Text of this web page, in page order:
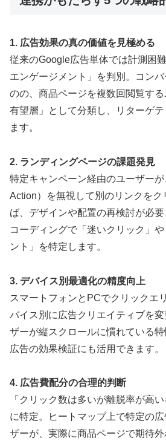
1. 広告効果の真の価値を見極める
従来のGoogle広告単体では計測困
エンゲージメント」を判別。コン
のの、商品ページを複数回閲覧す
有望層」として分類し、リターゲ
ます。
2. ランディングページの課題発見
特定キャンペーン経由のユーザー
Action）を無視して別のリンクを
ば、デザインや配置の再検討が必
コーディングで「迷いクリック」
ント」を特定します。
3. デバイス別最適化の精度向上
スマートフォンとPCでクリックエ
バイス別に広告クリエイティブを
ザーが縦スクロールに慣れている
広告の効果検証にも活用できます。
4. 広告費配分の合理的判断
「クリック数は多いが離脱率が高
に特定。ヒートマップ上で特定の
ザーが、実際に商品ページで期待外